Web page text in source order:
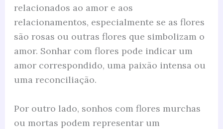
relacionados ao amor e aos
relacionamentos, especialmente se as flores
são rosas ou outras flores que simbolizam o
amor. Sonhar com flores pode indicar um
amor correspondido, uma paixão intensa ou
uma reconciliação.
Por outro lado, sonhos com flores murchas
ou mortas podem representar um